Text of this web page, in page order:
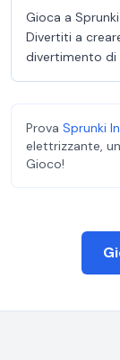
Gioca a
Divertiti a
divertimento di
Prova Sprunki
elettrizzante,
Gioco!